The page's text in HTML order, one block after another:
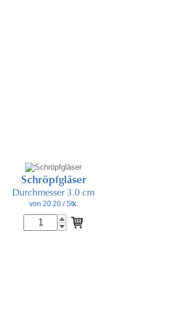
Schröpfgläser
Durchmesser 3.0 cm
von 20.20/ Stk.